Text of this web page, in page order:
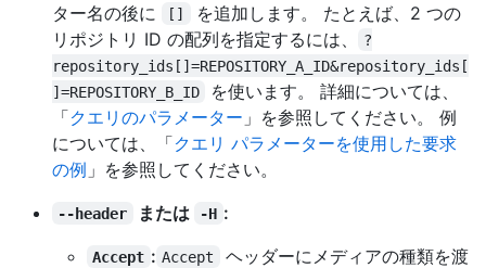
ター名の後に
[]
を追加します。 たとえば、2 つの
リポジトリ ID の配列を指定するには、
?
repository_ids[]=REPOSITORY_A_ID&repository_ids[
]=REPOSITORY_B_ID
を使います。 詳細については、
「クエリのパラメーター 」を参照してください。 例
については、「クエリ パラメーターを使用した要求
の例 」を参照してください。
--header または -H :
Accept : Accept
ヘッダーにメディアの種類を渡